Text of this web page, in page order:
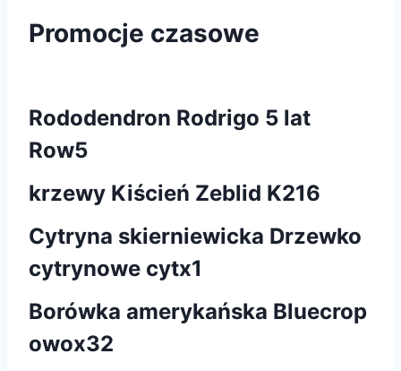
Promocje czasowe
Rododendron Rodrigo 5 lat
Row5
krzewy Kiścień Zeblid K216
Cytryna skierniewicka Drzewko
cytrynowe cytx1
Borówka amerykańska Bluecrop
owox32